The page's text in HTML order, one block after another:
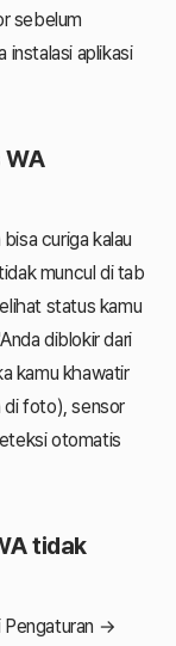
sebelum
aplikasi
curiga kalau
muncul di tab
status kamu
diblokir dari
kamu khawatir
di foto), sensor
otomatis
tidak
Pengaturan →